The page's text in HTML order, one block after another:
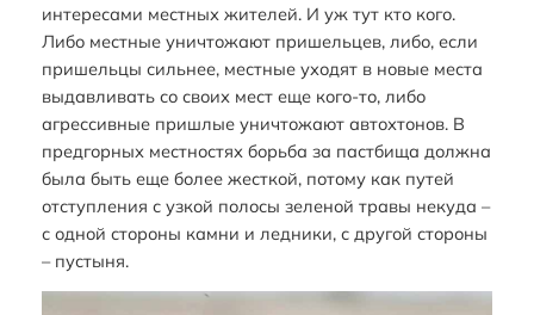
интересами местных жителей. И уж тут кто кого.
Либо местные уничтожают пришельцев, либо, если
пришельцы сильнее, местные уходят в новые места
выдавливать со своих мест еще кого-то, либо
агрессивные пришлые уничтожают автохтонов. В
предгорных местностях борьба за пастбища должна
была быть еще более жесткой, потому как путей
отступления с узкой полосы зеленой травы некуда –
с одной стороны камни и ледники, с другой стороны
– пустыня.